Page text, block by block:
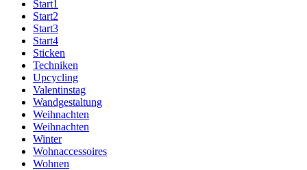
Start1
Start2
Start3
Start4
Sticken
Techniken
Upcycling
Valentinstag
Wandgestaltung
Weihnachten
Weihnachten
Winter
Wohnaccessoires
Wohnen